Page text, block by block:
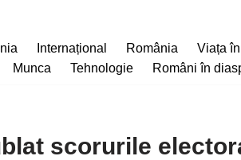
Internațional România Viața
Munca Tehnologie Români în
scorurile